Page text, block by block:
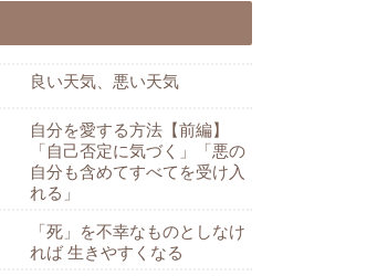
良い天気、悪い天気
自分を愛する方法【前編】
「自己否定に気づく」「悪の
自分も含めてすべてを受け入
れる」
「死」を不幸なものとしなけ
れば 生きやすくなる